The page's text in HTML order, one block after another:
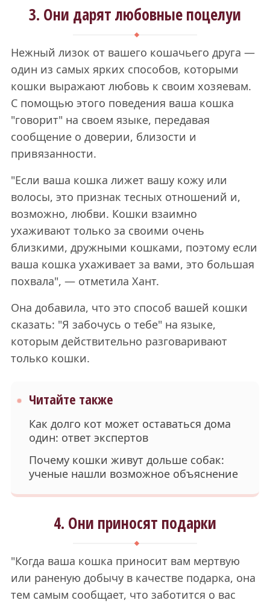
3. Они дарят любовные поцелуи
Нежный лизок от вашего кошачьего друга —
один из самых ярких способов, которыми
кошки выражают любовь к своим хозяевам.
С помощью этого поведения ваша кошка
"говорит" на своем языке, передавая
сообщение о доверии, близости и
привязанности.
"Если ваша кошка лижет вашу кожу или
волосы, это признак тесных отношений и,
возможно, любви. Кошки взаимно
ухаживают только за своими очень
близкими, дружными кошками, поэтому если
ваша кошка ухаживает за вами, это большая
похвала", — отметила Хант.
Она добавила, что это способ вашей кошки
сказать: "Я забочусь о тебе" на языке,
которым действительно разговаривают
только кошки.
Читайте также
Как долго кот может оставаться дома
один: ответ экспертов
Почему кошки живут дольше собак:
ученые нашли возможное объяснение
4. Они приносят подарки
"Когда ваша кошка приносит вам мертвую
или раненую добычу в качестве подарка, она
тем самым сообщает, что заботится о вас